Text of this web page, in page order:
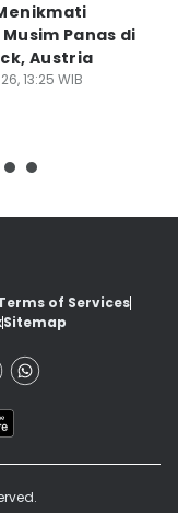
Panas di
Austria
13:25 WIB
of Services
Sitemap